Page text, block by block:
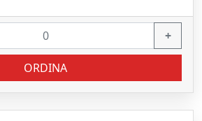
+
ORDINA